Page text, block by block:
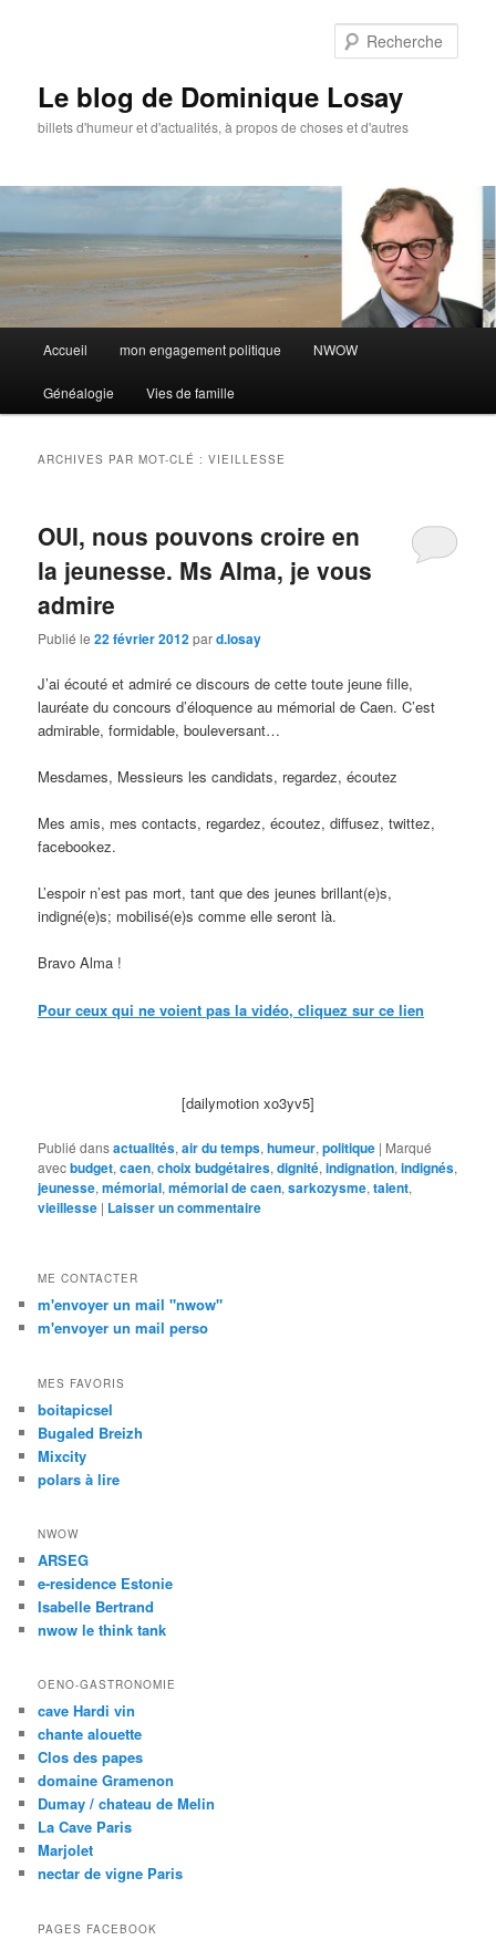
Le blog de Dominique Losay
billets d'humeur et d'actualités, à propos de choses et d'autres
Accueil mon engagement politique NWOW
Généalogie Vies de famille
ARCHIVES PAR MOT-CLÉ :VIEILLESSE
OUI, nous pouvons croire en
la jeunesse. Ms Alma, je vous
admire
Publié le22 février 2012pard.losay
J’ai écouté et admiré ce discours de cette toute jeune fille,
lauréate du concours d’éloquence au mémorial de Caen. C’est
admirable, formidable, bouleversant…
Mesdames, Messieurs les candidats, regardez, écoutez
Mes amis, mes contacts, regardez, écoutez, diffusez, twittez,
facebookez.
L’espoir n’est pas mort, tant que des jeunes brillant(e)s,
indigné(e)s; mobilisé(e)s comme elle seront là.
Bravo Alma !
Pour ceux qui ne voient pas la vidéo, cliquez sur ce lien
[dailymotion xo3yv5]
Publié dansactualités,air du temps,humeur,politique | Marqué
avecbudget,caen,choix budgétaires,dignité,indignation,indignés,
jeunesse,mémorial,mémorial de caen,sarkozysme,talent,
vieillesse | Laisser un commentaire
ME CONTACTER
m'envoyer un mail "nwow"
m'envoyer un mail perso
MES FAVORIS
boitapicsel
Bugaled Breizh
Mixcity
polars à lire
NWOW
ARSEG
e-residence Estonie
Isabelle Bertrand
nwow le think tank
OENO-GASTRONOMIE
cave Hardi vin
chante alouette
Clos des papes
domaine Gramenon
Dumay / chateau de Melin
La Cave Paris
Marjolet
nectar de vigne Paris
PAGES FACEBOOK